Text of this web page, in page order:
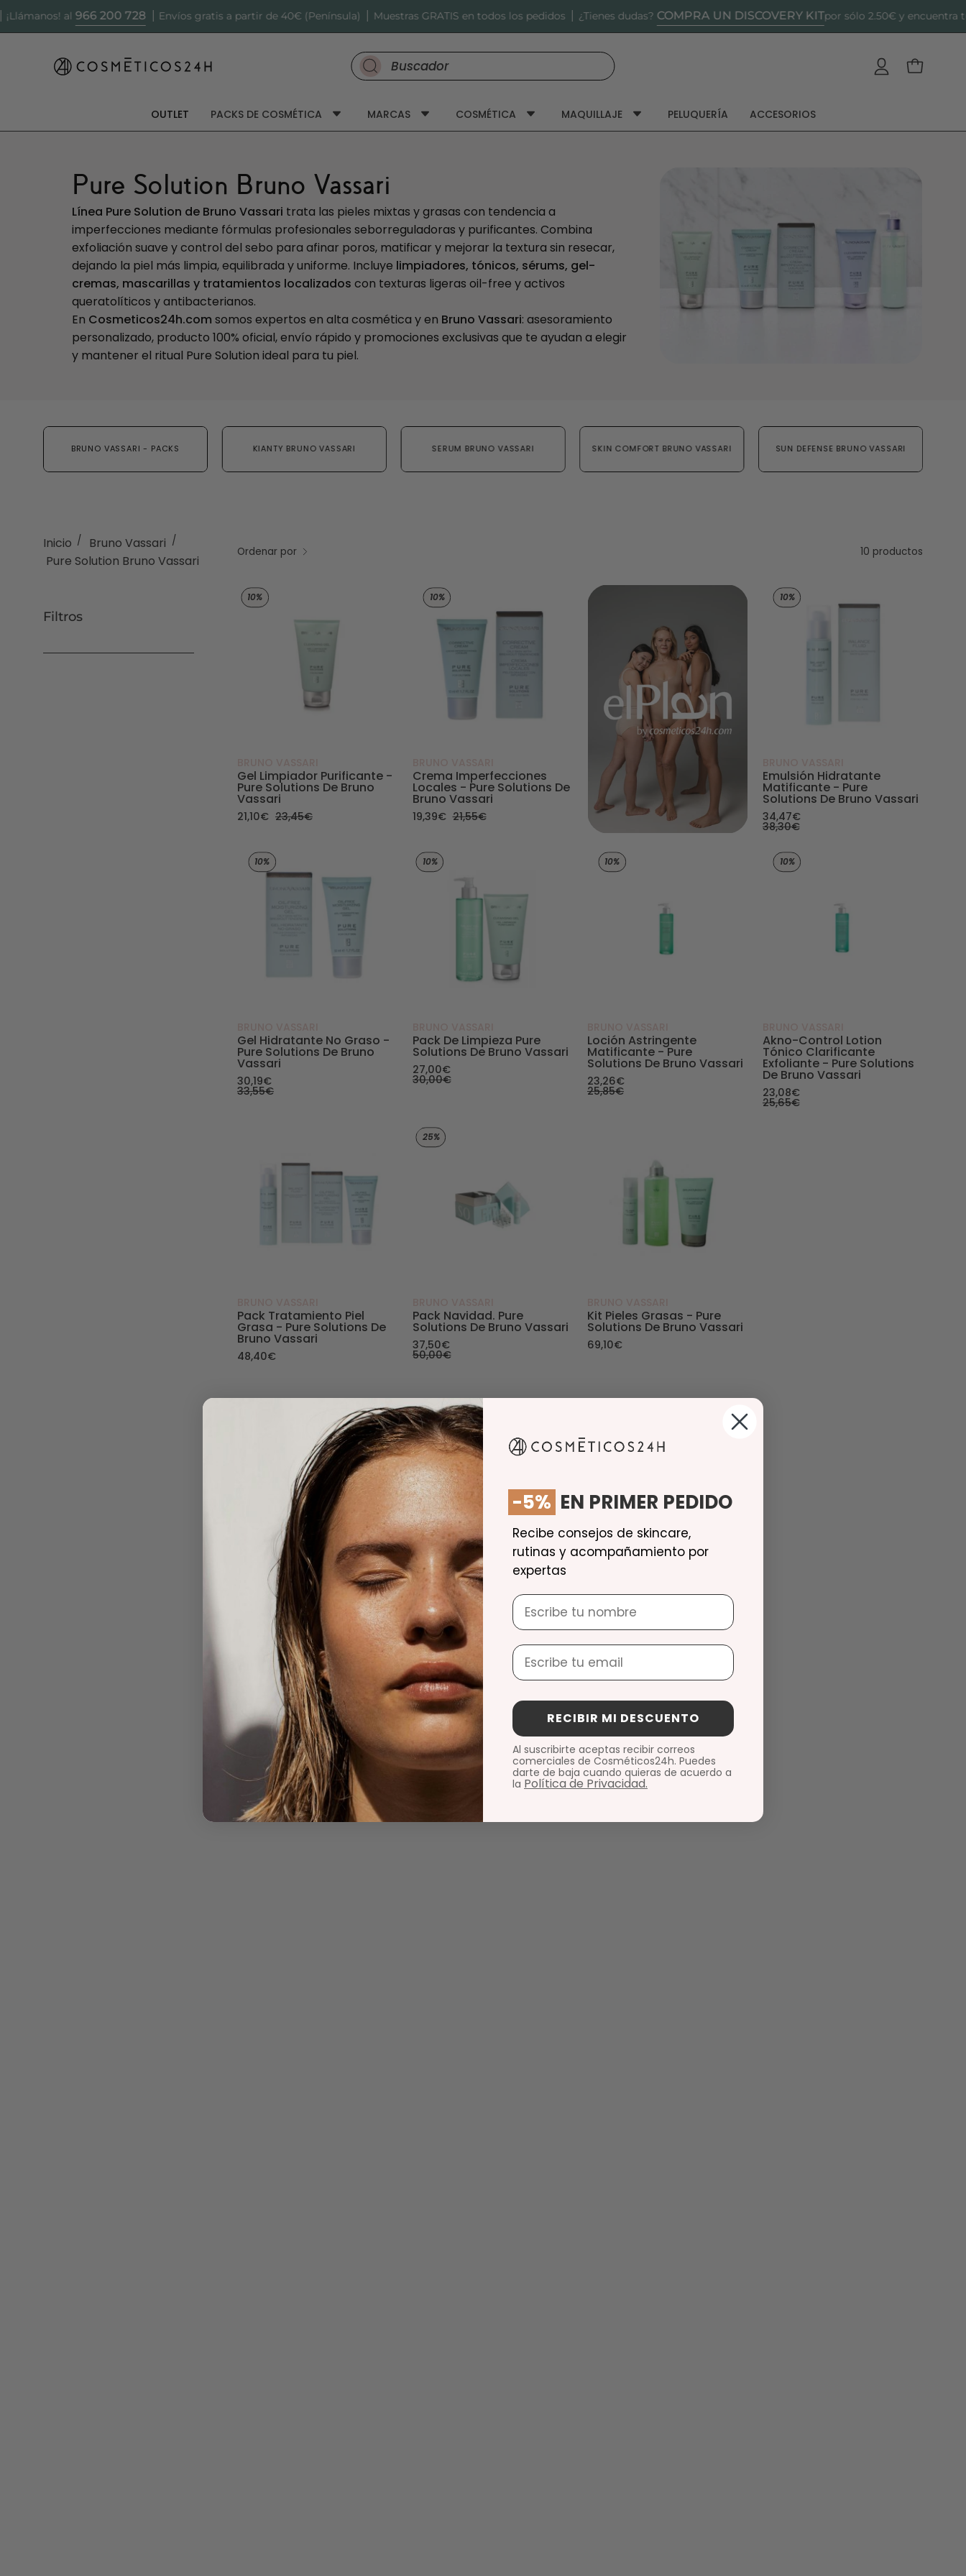
Saltar
al
al966 200 728 Envíos gratis a partir de 40€ (Península) Muestras GRATIS en todos los pedidos ¿Tienes dudas?COMPRA UN DISCOVERY KITpor sólo 2.50€ y encuentra tu crema
Buscar productos en nuestro sitio Mi cuentaCarro
OUTLET PACKS DE COSMÉTICA MARCAS COSMÉTICA MAQUILLAJE PELUQUERÍA ACCESORIOS
Pure Solution Bruno Vassari
Línea Pure Solution de Bruno Vassari trata las pieles mixtas y grasas con tendencia a
imperfecciones mediante fórmulas profesionales seborreguladoras y purificantes. Combina
exfoliación suave y control del sebo para afinar poros, matificar y mejorar la textura sin resecar,
dejando la piel más limpia, equilibrada y uniforme. Incluye limpiadores, tónicos, sérums, gel-
cremas, mascarillas y tratamientos localizados con texturas ligeras oil-free y activos
queratolíticos y antibacterianos.
En Cosmeticos24h.com somos expertos en alta cosmética y en Bruno Vassari: asesoramiento
personalizado, producto 100% oficial, envío rápido y promociones exclusivas que te ayudan a elegir
y mantener el ritual Pure Solution ideal para tu piel.
BRUNO VASSARI - PACKS KIANTY BRUNO VASSARI SERUM BRUNO VASSARI SKIN COMFORT BRUNO VASSARI SUN DEFENSE BRUNO VASSARI
Inicio / Bruno Vassari /
Pure Solution Bruno Vassari
Ordenar por 10 productos
Filtros
Gel limpiador purificante - Pure Solutions de Bruno Vassari - Bruno Vassari
10%
Gel Limpiador Purificante -
Pure Solutions De Bruno
Vassari
21,10€ 23,45€
Crema imperfecciones locales - Pure Solutions de Bruno Vassari - Bruno Vassari
10%
Crema Imperfecciones
Locales - Pure Solutions De
Bruno Vassari
19,39€ 21,55€
10%
Emulsión Hidratante
Matificante - Pure
Solutions De Bruno Vassari
34,47€
38,30€
Gel Hidratante no graso - Pure Solutions de Bruno Vassari - Bruno Vassari
10%
Gel Hidratante No Graso -
Pure Solutions De Bruno
Vassari
30,19€
33,55€
Pack de limpieza Pure Solutions de Bruno Vassari - Bruno Vassari
10%
Pack De Limpieza Pure
Solutions De Bruno Vassari
27,00€
30,00€
Loción astringente matificante - Pure Solutions de
10%
Loción Astringente
Matificante - Pure
Solutions De Bruno Vassari
23,26€
25,85€
10%
Akno-Control Lotion
Tónico Clarificante
Exfoliante - Pure Solutions
De Bruno Vassari
23,08€
25,65€
Pack tratamiento piel grasa - Pure Solutions de Bruno Vassari - Bruno Vassari
Pack Tratamiento Piel
Grasa - Pure Solutions De
Bruno Vassari
48,40€
25%
Pack Navidad. Pure
Solutions De Bruno Vassari
37,50€
50,00€
Kit Pieles Grasas - Pure
Solutions De Bruno Vassari
69,10€
-5% EN PRIMER PEDIDO
Recibe consejos de skincare,
rutinas y acompañamiento por
expertas
Nombre
Email
RECIBIR MI DESCUENTO
Al suscribirte aceptas recibir correos
comerciales de Cosméticos24h. Puedes
darte de baja cuando quieras de acuerdo a
la Política de Privacidad.